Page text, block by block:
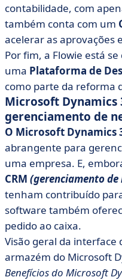
contabilidade, com
também conta com um
acelerar as aprovações
Por fim, a Flowie está
uma Plataforma de
como parte da reforma
Microsoft Dynamics
gerenciamento de
O Microsoft Dynamics
abrangente para
uma empresa. E,
CRM (gerenciamento
tenham contribuído
software também
pedido ao caixa.
Visão geral da interface
armazém do Microsoft
Benefícios do Microsoft